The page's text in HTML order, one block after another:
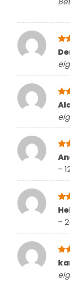
–
–
5